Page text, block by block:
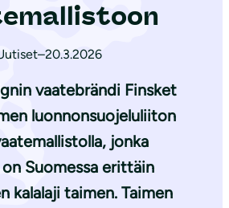
–20.3.2026
vaatebrändi Finsket
luonnonsuojeluliiton
jonka
Suomessa erittäin
kalalaji taimen. Taimen